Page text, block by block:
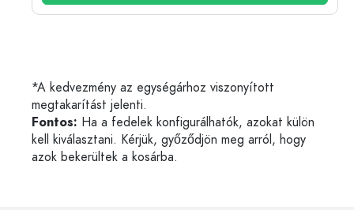
*A kedvezmény az egységárhoz viszonyított
megtakarítást jelenti.
Fontos: Ha a fedelek konfigurálhatók, azokat külön
kell kiválasztani. Kérjük, győződjön meg arról, hogy
azok bekerültek a kosárba.